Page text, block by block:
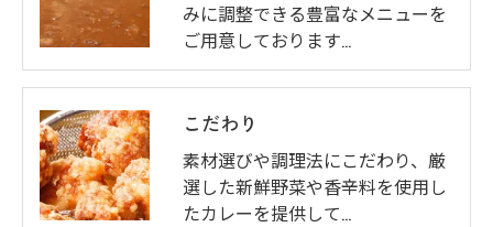
みに調整できる豊富なメニューを
ご用意しております…
こだわり
素材選びや調理法にこだわり、厳
選した新鮮野菜や香辛料を使用し
たカレーを提供して…